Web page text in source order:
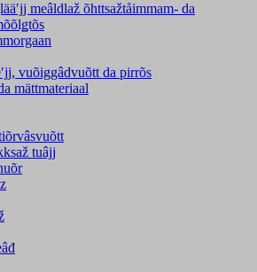
meâldlaž õhttsažtåimmam- da
vuõiggâdvuõtt da pirrõs
mättmateriaal
tuâjj